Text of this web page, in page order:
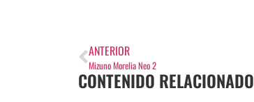
ANTERIOR
Mizuno Morelia Neo 2
CONTENIDO RELACIONADO